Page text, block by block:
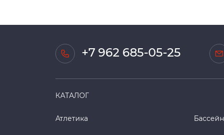
+7 962 685-05-25
КАТАЛОГ
Атлетика Бассейн